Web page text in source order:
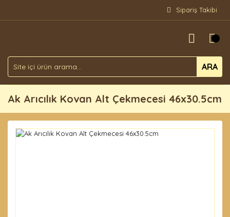
Sipariş Takibi
ARA
Ak Arıcılık Kovan Alt Çekmecesi 46x30.5cm